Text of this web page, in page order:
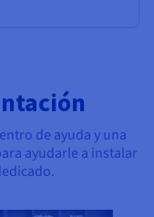
de ayuda y una
ayudarle a instalar